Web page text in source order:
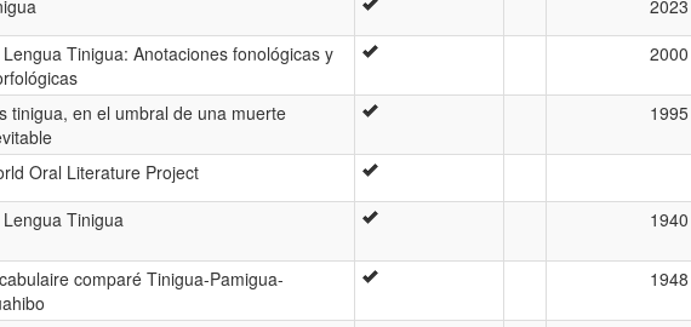
2023
Lengua Tinigua: Anotaciones fonológicas y
2000
tinigua, en el umbral de una muerte
1995
Oral Literature Project
Lengua Tinigua 1940
comparé Tinigua-Pamigua-
1948